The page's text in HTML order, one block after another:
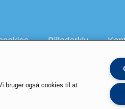
Billedarkiv
galbani.dk president.dk
bruger også cookies til at